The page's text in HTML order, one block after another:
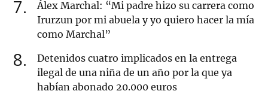
7
Álex Marchal: “Mi padre hizo su carrera como
Irurzun por mi abuela y yo quiero hacer la mía
como Marchal”
8
Detenidos cuatro implicados en la entrega
ilegal de una niña de un año por la que ya
habían abonado 20.000 euros